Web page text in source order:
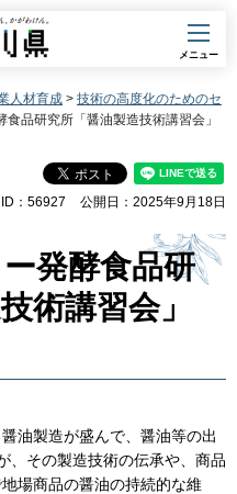
メニュー
人材育成 > 技術の高度化のためのセ
品研究所「醤油製造技術講習会」
：56927 公開日：2025年9月18日
発酵食品研
術講習会」
油製造が盛んで、醤油等の出
、その製造技術の伝承や、商品
場商品の醤油の持続的な維